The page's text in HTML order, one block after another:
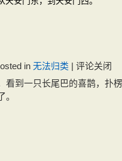
in 无法归类 | 评论关闭
看到一只长尾巴的喜鹊，扑